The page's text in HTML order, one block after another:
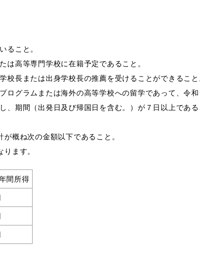
ナビ」
ること。
は高等専門学校に在籍予定であること。
長または出身学校長の推薦を受けることができること
グラムまたは海外の高等学校への留学であって、令和
期間（出発日及び帰国日を含む。）が７日以上である
概ね次の金額以下であること。
ます。
間所得